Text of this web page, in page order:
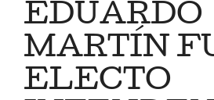
EDUARDO
MARTÍN
ELECTO